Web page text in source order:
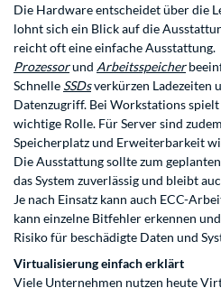
Die Hardware entscheidet über die
lohnt sich ein Blick auf die
reicht oft eine einfache Ausstattung.
Prozessorund Arbeitsspeicher
Schnelle SSDsverkürzen Ladezeiten
Datenzugriff. Bei Workstations
wichtige Rolle. Für Server sind
Speicherplatz und Erweiterbarkeit
Die Ausstattung sollte zum
das System zuverlässig und bleibt
Je nach Einsatz kann auch ECC-
kann einzelne Bitfehler erkennen
Risiko für beschädigte Daten und
Virtualisierung einfach erklärt
Viele Unternehmen nutzen heute